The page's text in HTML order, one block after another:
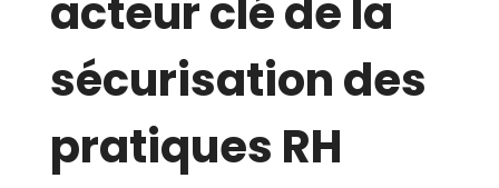
acteur clé de la
sécurisation des
pratiques RH